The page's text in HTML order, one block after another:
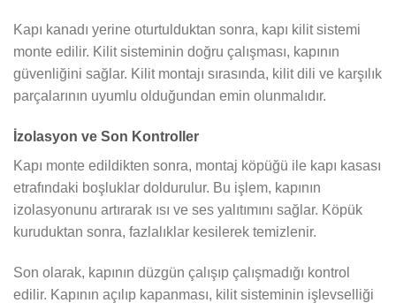
Kapı kanadı yerine oturtulduktan sonra, kapı kilit sistemi
monte edilir. Kilit sisteminin doğru çalışması, kapının
güvenliğini sağlar. Kilit montajı sırasında, kilit dili ve karşılık
parçalarının uyumlu olduğundan emin olunmalıdır.
İzolasyon ve Son Kontroller
Kapı monte edildikten sonra, montaj köpüğü ile kapı kasası
etrafındaki boşluklar doldurulur. Bu işlem, kapının
izolasyonunu artırarak ısı ve ses yalıtımını sağlar. Köpük
kuruduktan sonra, fazlalıklar kesilerek temizlenir.
Son olarak, kapının düzgün çalışıp çalışmadığı kontrol
edilir. Kapının açılıp kapanması, kilit sisteminin işlevselliği